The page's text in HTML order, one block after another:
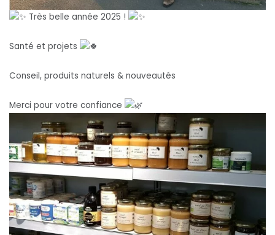
Très belle année 2025 !
Santé et projets
Conseil, produits naturels & nouveautés
Merci pour votre confiance